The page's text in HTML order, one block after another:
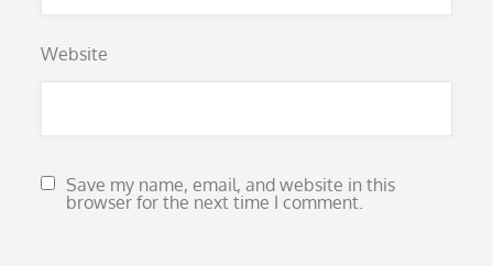
Website
Save my name, email, and website in this
browser for the next time I comment.